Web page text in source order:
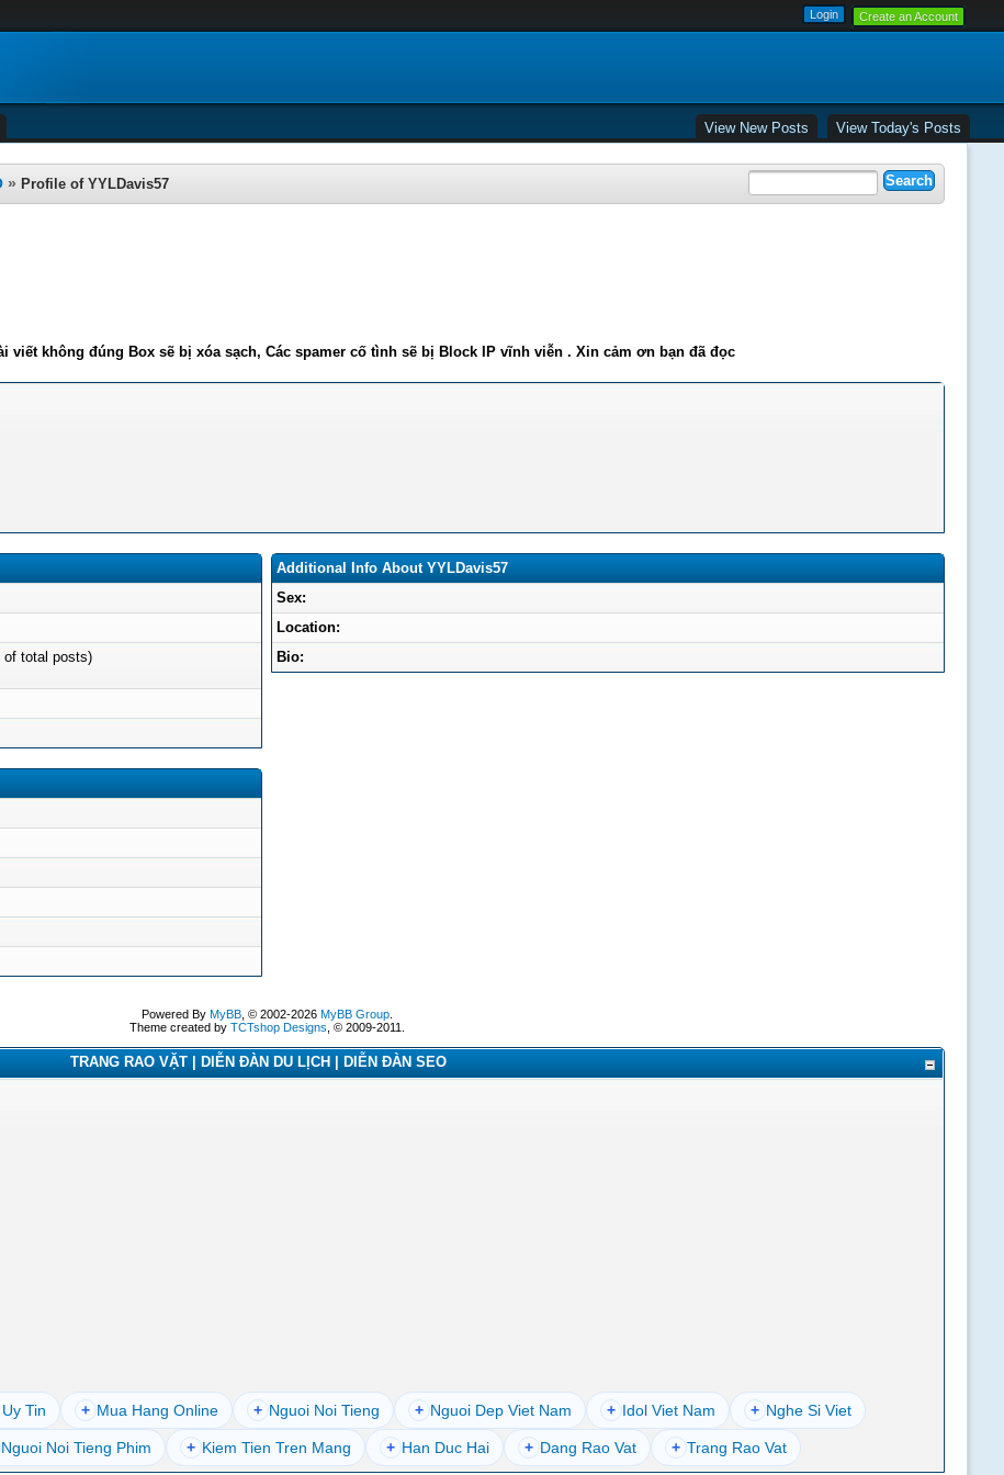
Create an Account
View New Posts View Today's Posts
» Profile of YYLDavis57
viết không đúng Box sẽ bị xóa sạch, Các spamer cố tình sẽ bị Block IP vĩnh viễn . Xin cảm ơn bạn đã đọc
of total posts)
Additional Info About YYLDavis57
Sex:
Location:
Bio:
Powered By MyBB, © 2002-2026 MyBB Group.
Theme created by TCTshop Designs , © 2009-2011.
TRANG RAO VẶT | DIỄN ĐÀN DU LỊCH | DIỄN ĐÀN SEO
Tin + Mua Hang Online + Nguoi Noi Tieng + Nguoi Dep Viet Nam + Idol Viet Nam + Nghe Si Viet
Nguoi Noi Tieng Phim + Kiem Tien Tren Mang + Han Duc Hai + Dang Rao Vat + Trang Rao Vat